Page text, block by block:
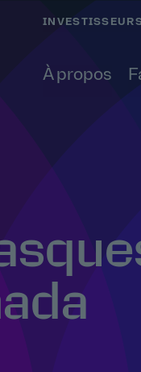
À propos